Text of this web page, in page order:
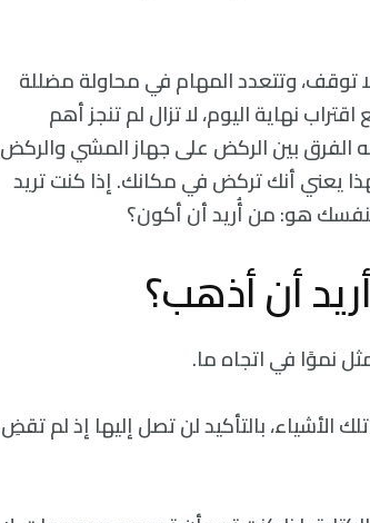
توقف، وتتعدد المهام في محاولة مضللة
نهاية اليوم، لا تزال لم تنجز أهم
الفرق بين الركض على جهاز المشي والركض
يعني أنك تركض في مكانك. إذا كنت تريد
هو: من أُريد أن أكون؟
أن أذهب؟
نموًا في اتجاه ما.
بالتأكيد لن تصل إليها إذ لم تقضِ